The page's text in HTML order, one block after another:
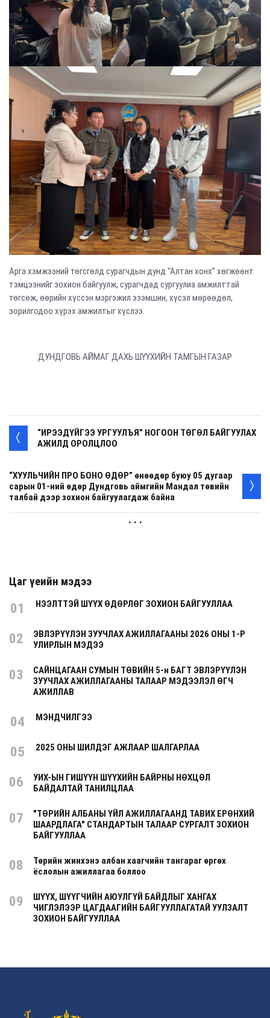
Арга хэмжээний төгсгөлд сурагчдын дунд “Алтан хонх” хөгжөөнт
тэмцээнийг зохион байгуулж, сурагчдад сургуулиа амжилттай
төгсөж, өөрийн хүссэн мэргэжил эзэмшин, хүсэл мөрөөдөл,
зорилгодоо хүрэх амжилтыг хүслээ.
ДУНДГОВЬ АЙМАГ ДАХЬ ШҮҮХИЙН ТАМГЫН ГАЗАР
“ИРЭЭДҮЙГЭЭ УРГУУЛЪЯ” НОГООН ТӨГӨЛ БАЙГУУЛАХ
АЖИЛД ОРОЛЦЛОО
“ХУУЛЬЧИЙН ПРО БОНО ӨДӨР” өнөөдөр буюу 05 дугаар
сарын 01-ний өдөр Дундговь аймгийн Мандал төвийн
талбай дээр зохион байгуулагдаж байна
. . .
Цаг үеийн мэдээ
01 НЭЭЛТТЭЙ ШҮҮХ ӨДӨРЛӨГ ЗОХИОН БАЙГУУЛЛАА
02
ЭВЛЭРҮҮЛЭН ЗУУЧЛАХ АЖИЛЛАГААНЫ 2026 ОНЫ 1-Р
УЛИРЛЫН МЭДЭЭ
03
САЙНЦАГААН СУМЫН ТӨВИЙН 5-н БАГТ ЭВЛЭРҮҮЛЭН
ЗУУЧЛАХ АЖИЛЛАГААНЫ ТАЛААР МЭДЭЭЛЭЛ ӨГЧ
АЖИЛЛАВ
04 МЭНДЧИЛГЭЭ
05 2025 ОНЫ ШИЛДЭГ АЖЛААР ШАЛГАРЛАА
06
УИХ-ЫН ГИШҮҮН ШҮҮХИЙН БАЙРНЫ НӨХЦӨЛ
БАЙДАЛТАЙ ТАНИЛЦЛАА
07
"ТӨРИЙН АЛБАНЫ ҮЙЛ АЖИЛЛАГААНД ТАВИХ ЕРӨНХИЙ
ШААРДЛАГА" СТАНДАРТЫН ТАЛААР СУРГАЛТ ЗОХИОН
БАЙГУУЛЛАА
08
Төрийн жинхэнэ албан хаагчийн тангараг өргөх
ёслолын ажиллагаа боллоо
09
ШҮҮХ, ШҮҮГЧИЙН АЮУЛГҮЙ БАЙДЛЫГ ХАНГАХ
ЧИГЛЭЛЭЭР ЦАГДААГИЙН БАЙГУУЛЛАГАТАЙ УУЛЗАЛТ
ЗОХИОН БАЙГУУЛЛАА